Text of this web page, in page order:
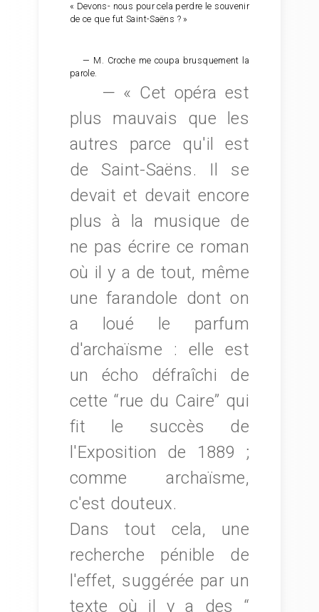
« Devons- nous pour cela perdre le souvenir
de ce que fut Saint-Saëns ? »
— M. Croche me coupa brusquement la
parole.
— « Cet opéra est
plus mauvais que les
autres parce qu'il est
de Saint-Saëns. Il se
devait et devait encore
plus à la musique de
ne pas écrire ce roman
où il y a de tout, même
une farandole dont on
a loué le parfum
d'archaïsme : elle est
un écho défraîchi de
cette “rue du Caire” qui
fit le succès de
l'Exposition de 1889 ;
comme archaïsme,
c'est douteux.
Dans tout cela, une
recherche pénible de
l'effet, suggérée par un
texte où il y a des “